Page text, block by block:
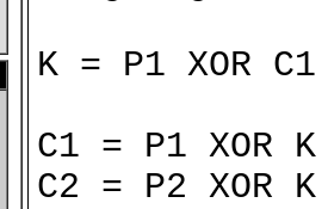
K = P1 XOR
C1 = P1 XOR
C2 = P2 XOR K